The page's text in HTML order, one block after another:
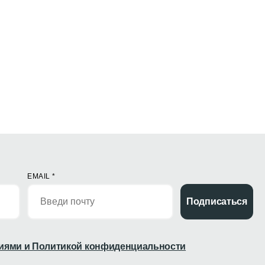
EMAIL*
Подписаться
и Политикой конфиденциальности